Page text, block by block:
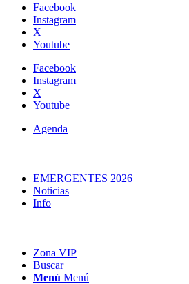
Facebook
Instagram
X
Youtube
Facebook
Instagram
X
Youtube
Agenda
EMERGENTES 2026
Noticias
Info
Zona VIP
Buscar
Menú Menú